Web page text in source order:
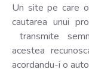
Un site pe care
cautarea unui
transmite
acestea
acordandu-i o